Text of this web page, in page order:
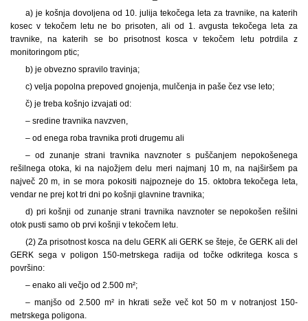
a) je košnja dovoljena od 10. julija tekočega leta za travnike, na katerih
kosec v tekočem letu ne bo prisoten, ali od 1. avgusta tekočega leta za
travnike, na katerih se bo prisotnost kosca v tekočem letu potrdila z
monitoringom ptic;
b) je obvezno spravilo travinja;
c) velja popolna prepoved gnojenja, mulčenja in paše čez vse leto;
č) je treba košnjo izvajati od:
– sredine travnika navzven,
– od enega roba travnika proti drugemu ali
– od zunanje strani travnika navznoter s puščanjem nepokošenega
rešilnega otoka, ki na najožjem delu meri najmanj 10 m, na najširšem pa
največ 20 m, in se mora pokositi najpozneje do 15. oktobra tekočega leta,
vendar ne prej kot tri dni po košnji glavnine travnika;
d) pri košnji od zunanje strani travnika navznoter se nepokošen rešilni
otok pusti samo ob prvi košnji v tekočem letu.
(2) Za prisotnost kosca na delu GERK ali GERK se šteje, če GERK ali del
GERK sega v poligon 150-metrskega radija od točke odkritega kosca s
površino:
– enako ali večjo od 2.500 m²;
– manjšo od 2.500 m² in hkrati seže več kot 50 m v notranjost 150-
metrskega poligona.